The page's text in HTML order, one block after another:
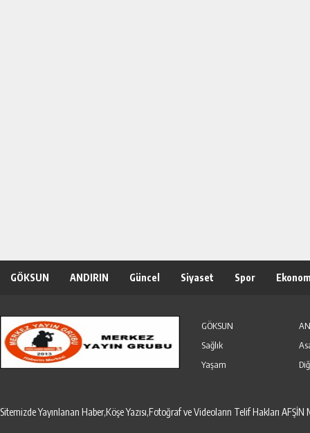
GÖKSUN ANDIRIN Güncel Siyaset Spor
GÖKSUN
Sağlık
Yaşam
Sitemizde Yayınlanan Haber,Köşe Yazısı,Fotoğraf ve Videoların Telif Hakları